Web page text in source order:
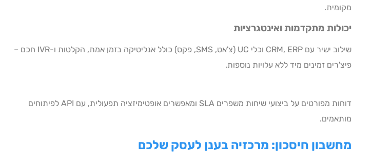
מקומית.
יכולות מתקדמות ואינטגרציות
שילוב ישיר עם CRM, ERP וכלי UC (צ'אט, SMS, פקס) כולל אנליטיקה בזמן אמת, הקלטות ו-IVR חכם –
פיצ'רים זמינים מיד ללא עלויות נוספות.
דוחות מפורטים על ביצועי שיחות משפרים SLA ומאפשרים אופטימיזציה תפעולית, עם API לפיתוחים
מותאמים.
מחשבון חיסכון: מרכזיה בענן לעסק שלכם